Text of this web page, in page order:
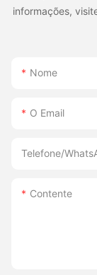
informações,
Nome
O Email
Telefone/
Contente